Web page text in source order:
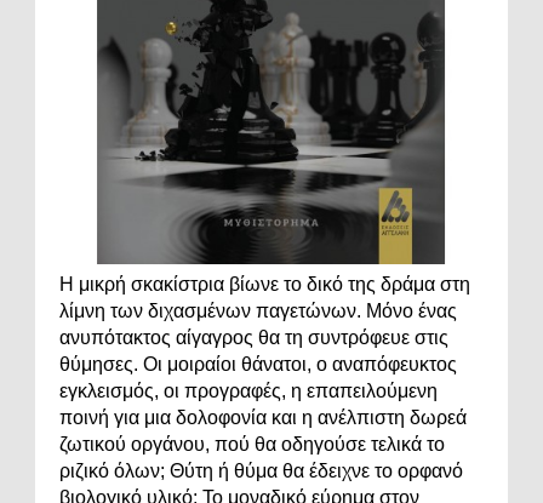
Η μικρή σκακίστρια βίωνε το δικό της δράμα στη
λίμνη των διχασμένων παγετώνων. Μόνο ένας
ανυπότακτος αίγαγρος θα τη συντρόφευε στις
θύμησες. Οι μοιραίοι θάνατοι, ο αναπόφευκτος
εγκλεισμός, οι προγραφές, η επαπειλούμενη
ποινή για μια δολοφονία και η ανέλπιστη δωρεά
ζωτικού οργάνου, πού θα οδηγούσε τελικά το
ριζικό όλων; Θύτη ή θύμα θα έδειχνε το ορφανό
βιολογικό υλικό; Το μοναδικό εύρημα στον